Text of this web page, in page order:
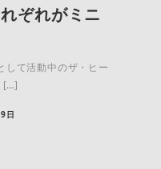
ぞれがミニ
て活動中のザ・ヒー
[…]
日